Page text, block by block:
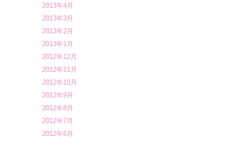
2013年4月
2013年3月
2013年2月
2013年1月
2012年12月
2012年11月
2012年10月
2012年9月
2012年8月
2012年7月
2012年6月